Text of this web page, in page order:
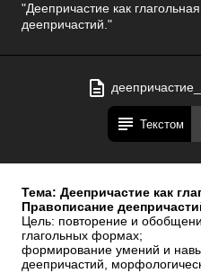
"Деепричастие как
деепричастий."
Текстом
Тема: Деепричастие как
Правописание
Цель: повторение и
глагольных формах;
формирование умений и
деепричастий,